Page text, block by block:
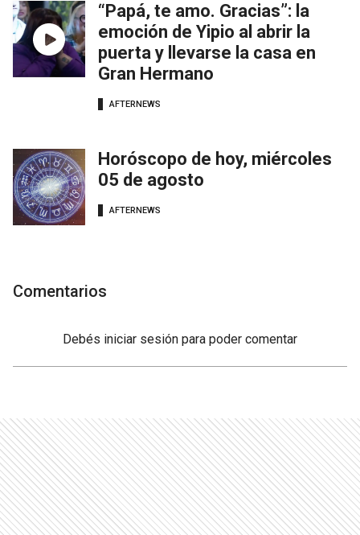
“Papá, te amo. Gracias”: la
emoción de Yipio al abrir la
puerta y llevarse la casa en
Gran Hermano
AFTERNEWS
Horóscopo de hoy, miércoles
05 de agosto
AFTERNEWS
Comentarios
Debés iniciar sesión para poder comentar